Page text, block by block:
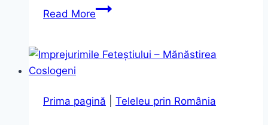
Read MorePlatoul
Cum
Sfinx,
Prima pagină Teleleu prin România